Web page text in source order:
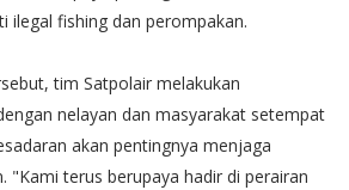
ilegal fishing dan perompakan.
tim Satpolair melakukan
nelayan dan masyarakat setempat
akan pentingnya menjaga
"Kami terus berupaya hadir di perairan